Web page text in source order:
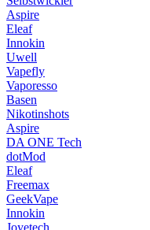
Aspire
Eleaf
Innokin
Uwell
Vapefly
Vaporesso
Basen
Nikotinshots
Aspire
DA ONE Tech
dotMod
Eleaf
Freemax
GeekVape
Innokin
Joyetech